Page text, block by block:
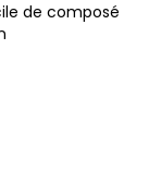
de composé